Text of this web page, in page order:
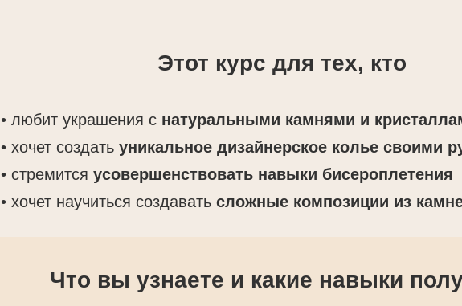
Этот курс для тех, кто
• любит украшения с натуральными камнями и
• хочет создать уникальное дизайнерское колье своими
• стремится усовершенствовать навыки бисероплетения
• хочет научиться создавать сложные композиции из
Что вы узнаете и какие навыки